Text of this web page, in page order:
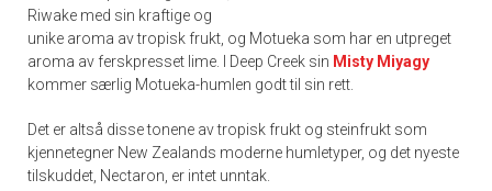
Riwake med sin kraftige og
unike aroma av tropisk frukt, og Motueka som har en utpreget
aroma av ferskpresset lime. I Deep Creek sin Misty Miyagy
kommer særlig Motueka-humlen godt til sin rett.
Det er altså disse tonene av tropisk frukt og steinfrukt som
kjennetegner New Zealands moderne humletyper, og det nyeste
tilskuddet, Nectaron, er intet unntak.